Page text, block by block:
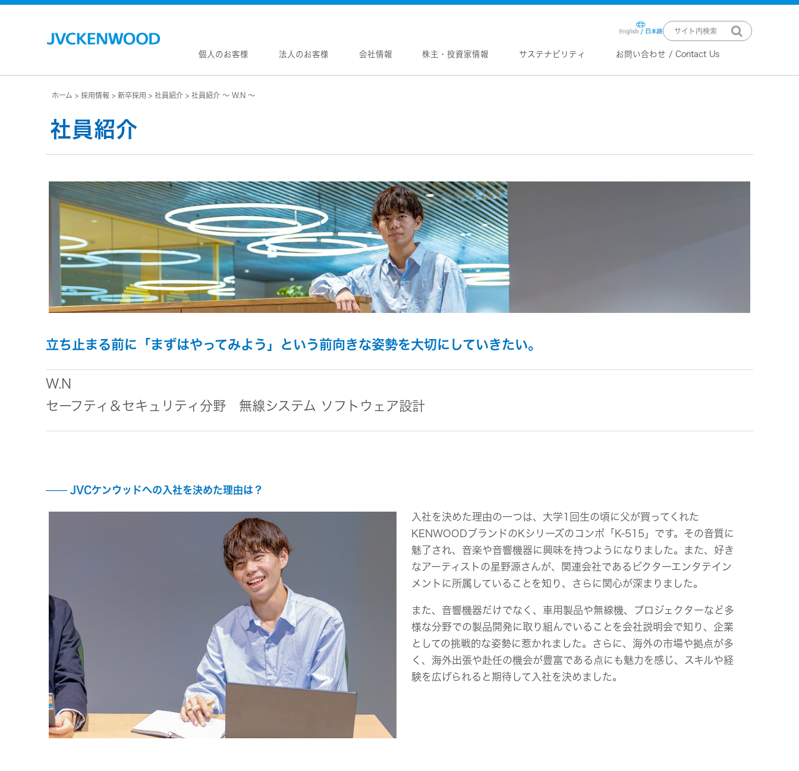
個人のお客様
JVCトップ
ビデオカメラ
ヘッドホン・イヤホン
ポータブル電源
オーディオ
ワイヤレススピーカー
スポーツコミュニケーションア
カーオーディオ)
オーディオ
無線通信
除菌消臭装置
ポータブル電源
Victor トップ
オーディオコンポ
ヘッドホン・イヤホン
ワイヤレスボイスレシーバー
（集音器）
ワイヤレスシアターシステム
ワイヤレススピーカー
イヤープラグ
オルゴール
音場特性カスタムサービス
(WiZMUSICトップ)
EXOFIELD
法人のお客様 会社情報
会社情報
事業概要
会社概要
会社案内
経営体制
グループ体制・組織図
コーポレートガバナンス
事業等のリスク
リスクマネジメント
沿革
株主・投資家情報
IR資料
業績・財務
株式情報
経営計画
資本市場との対話
資本コストや株価を意識した経営への取り
組み
事業概要
IRポリシー
アナリスト一覧
IRに関するお問い合わせ
サステナビリティ
環境(E)
社会(S)
お問い合わせ / Contact Us
ホーム 採用情報 新卒採用 社員紹介 社員紹介 ～ W.N ～
社員紹介
立ち止まる前に「まずはやってみよう」という前向きな姿勢を大切にしていきたい。
W.N
セーフティ＆セキュリティ分野 無線システム ソフトウェア設計
JVCケンウッドへの入社を決めた理由は？
入社を決めた理由の一つは、大学1回生の頃に父が買ってくれた
KENWOODブランドのKシリーズのコンポ「K-515」です。その音質に
魅了され、音楽や音響機器に興味を持つようになりました。また、好き
なアーティストの星野源さんが、関連会社であるビクターエンタテイン
メントに所属していることを知り、さらに関心が深まりました。
また、音響機器だけでなく、車用製品や無線機、プロジェクターなど多
様な分野での製品開発に取り組んでいることを会社説明会で知り、企業
としての挑戦的な姿勢に惹かれました。さらに、海外の市場や拠点が多
く、海外出張や赴任の機会が豊富である点にも魅力を感じ、スキルや経
験を広げられると期待して入社を決めました。